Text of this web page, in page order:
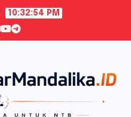
10:32:56 PM